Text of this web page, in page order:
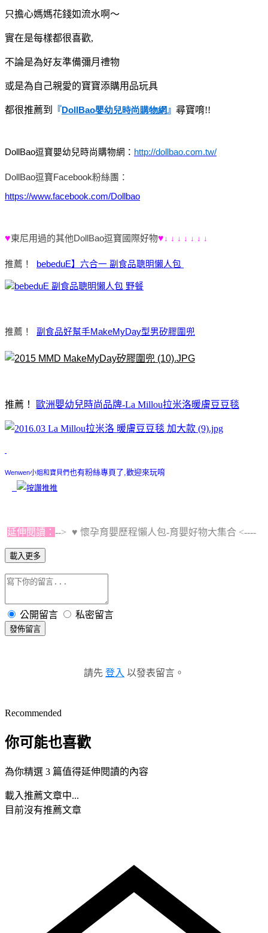
只擔心媽媽花錢如流水啊～
實在是每樣都很喜歡,
不論是為好友準備彌月禮物
或是為自己親愛的寶寶添購用品玩具
都很推薦到 『DollBao嬰幼兒時尚購物網 』 尋寶唷!!
DollBao逗寶嬰幼兒時尚購物網： http://dollbao.com.tw/
DollBao逗寶Facebook粉絲團：
https://www.facebook.com/Dollbao
♥東尼用過的其他DollBao逗寶國際好物♥↓ ↓ ↓ ↓ ↓ ↓ ↓
推薦！ bebeduE】六合一 副食品聰明懶人包
推薦！ 副食品好幫手MakeMyDay型男矽膠圍兜
推薦！ 歐洲嬰幼兒時尚品牌-La Millou拉米洛暖膚豆豆毯
Wenwen小姐和寶貝們也有粉絲專頁了,歡迎來玩唷
延伸閱讀： --> ♥ 懷孕育嬰歷程懶人包-育嬰好物大集合 <----
載入更多
公開留言 私密留言
發佈留言
請先 登入 以發表留言。
Recommended
你可能也喜歡
為你精選 3 篇值得延伸閱讀的內容
載入推薦文章中...
目前沒有推薦文章